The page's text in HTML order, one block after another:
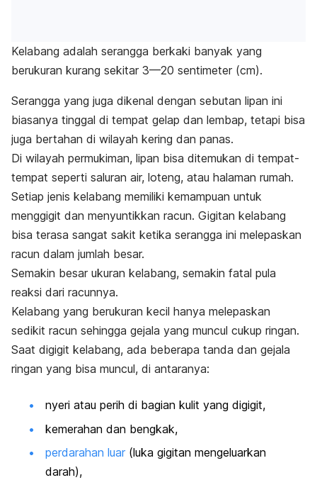
Kelabang adalah serangga berkaki banyak yang
berukuran kurang sekitar 3—20 sentimeter (cm).
Serangga yang juga dikenal dengan sebutan lipan ini
biasanya tinggal di tempat gelap dan lembap, tetapi bisa
juga bertahan di wilayah kering dan panas.
Di wilayah permukiman, lipan bisa ditemukan di tempat-
tempat seperti saluran air, loteng, atau halaman rumah.
Setiap jenis kelabang memiliki kemampuan untuk
menggigit dan menyuntikkan racun. Gigitan kelabang
bisa terasa sangat sakit ketika serangga ini melepaskan
racun dalam jumlah besar.
Semakin besar ukuran kelabang, semakin fatal pula
reaksi dari racunnya.
Kelabang yang berukuran kecil hanya melepaskan
sedikit racun sehingga gejala yang muncul cukup ringan.
Saat digigit kelabang, ada beberapa tanda dan gejala
ringan yang bisa muncul, di antaranya:
nyeri atau perih di bagian kulit yang digigit,
kemerahan dan bengkak,
perdarahan luar (luka gigitan mengeluarkan
darah),